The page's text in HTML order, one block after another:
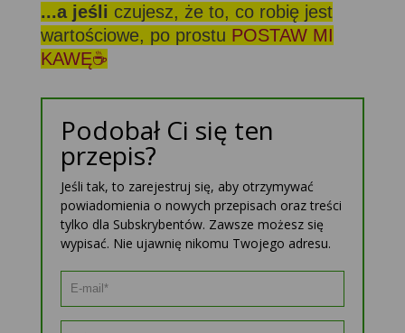
...a jeśli czujesz, że to, co robię jest
wartościowe, po prostu POSTAW MI
KAWĘ☕
Podobał Ci się ten
przepis?
Jeśli tak, to zarejestruj się, aby otrzymywać
powiadomienia o nowych przepisach oraz treści
tylko dla Subskrybentów. Zawsze możesz się
wypisać. Nie ujawnię nikomu Twojego adresu.